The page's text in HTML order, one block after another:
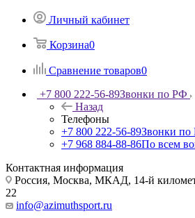
Личный кабинет
Корзина0
Сравнение товаров0
+7 800 222-56-89Звонки по РФ
Назад
Телефоны
+7 800 222-56-89Звонки
+7 968 884-88-86По всем
Контактная информация
Россия, Москва, МКАД, 14-й
22
info@azimuthsport.ru